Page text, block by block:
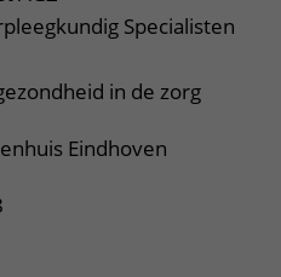
Specialisten
in de zorg
Eindhoven